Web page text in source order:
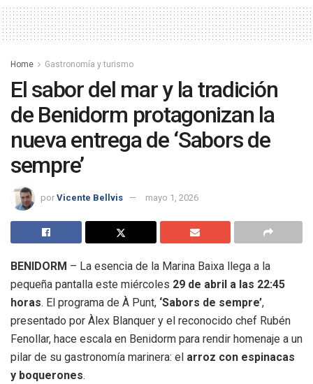
Home Gastronomía y turismo
El sabor del mar y la tradición
de Benidorm protagonizan la
nueva entrega de ‘Sabors de
sempre’
por Vicente Bellvis mayo 1, 2026
BENIDORM – La esencia de la Marina Baixa llega a la
pequeña pantalla este miércoles 29 de abril a las 22:45
horas. El programa de À Punt, ‘Sabors de sempre’,
presentado por Àlex Blanquer y el reconocido chef Rubén
Fenollar, hace escala en Benidorm para rendir homenaje a un
pilar de su gastronomía marinera: el arroz con espinacas
y boquerones.